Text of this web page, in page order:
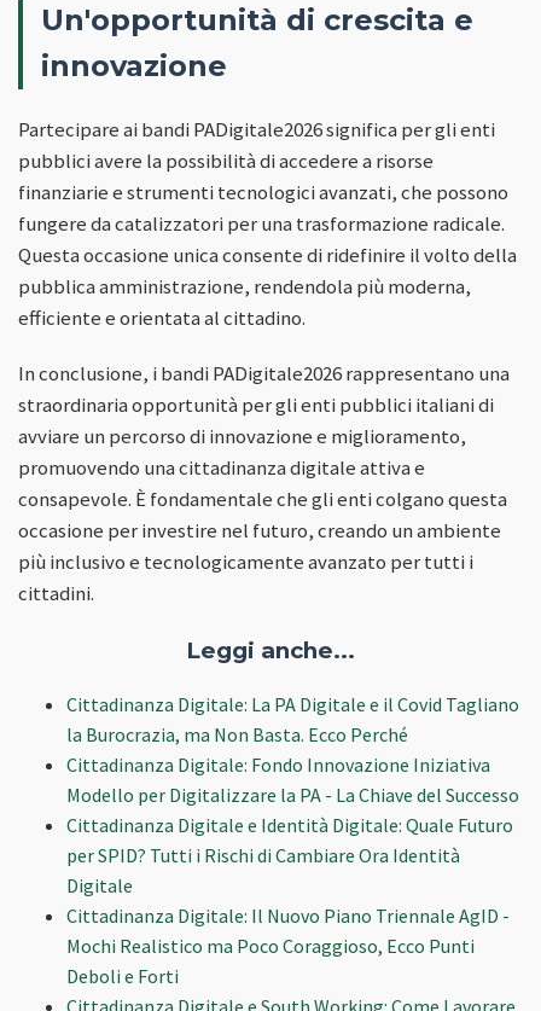
Un'opportunità di crescita e
innovazione
Partecipare ai bandi PADigitale2026 significa per gli enti
pubblici avere la possibilità di accedere a risorse
finanziarie e strumenti tecnologici avanzati, che possono
fungere da catalizzatori per una trasformazione radicale.
Questa occasione unica consente di ridefinire il volto della
pubblica amministrazione, rendendola più moderna,
efficiente e orientata al cittadino.
In conclusione, i bandi PADigitale2026 rappresentano una
straordinaria opportunità per gli enti pubblici italiani di
avviare un percorso di innovazione e miglioramento,
promuovendo una cittadinanza digitale attiva e
consapevole. È fondamentale che gli enti colgano questa
occasione per investire nel futuro, creando un ambiente
più inclusivo e tecnologicamente avanzato per tutti i
cittadini.
Leggi anche...
Cittadinanza Digitale: La PA Digitale e il Covid Tagliano
la Burocrazia, ma Non Basta. Ecco Perché
Cittadinanza Digitale: Fondo Innovazione Iniziativa
Modello per Digitalizzare la PA - La Chiave del Successo
Cittadinanza Digitale e Identità Digitale: Quale Futuro
per SPID? Tutti i Rischi di Cambiare Ora Identità
Digitale
Cittadinanza Digitale: Il Nuovo Piano Triennale AgID -
Mochi Realistico ma Poco Coraggioso, Ecco Punti
Deboli e Forti